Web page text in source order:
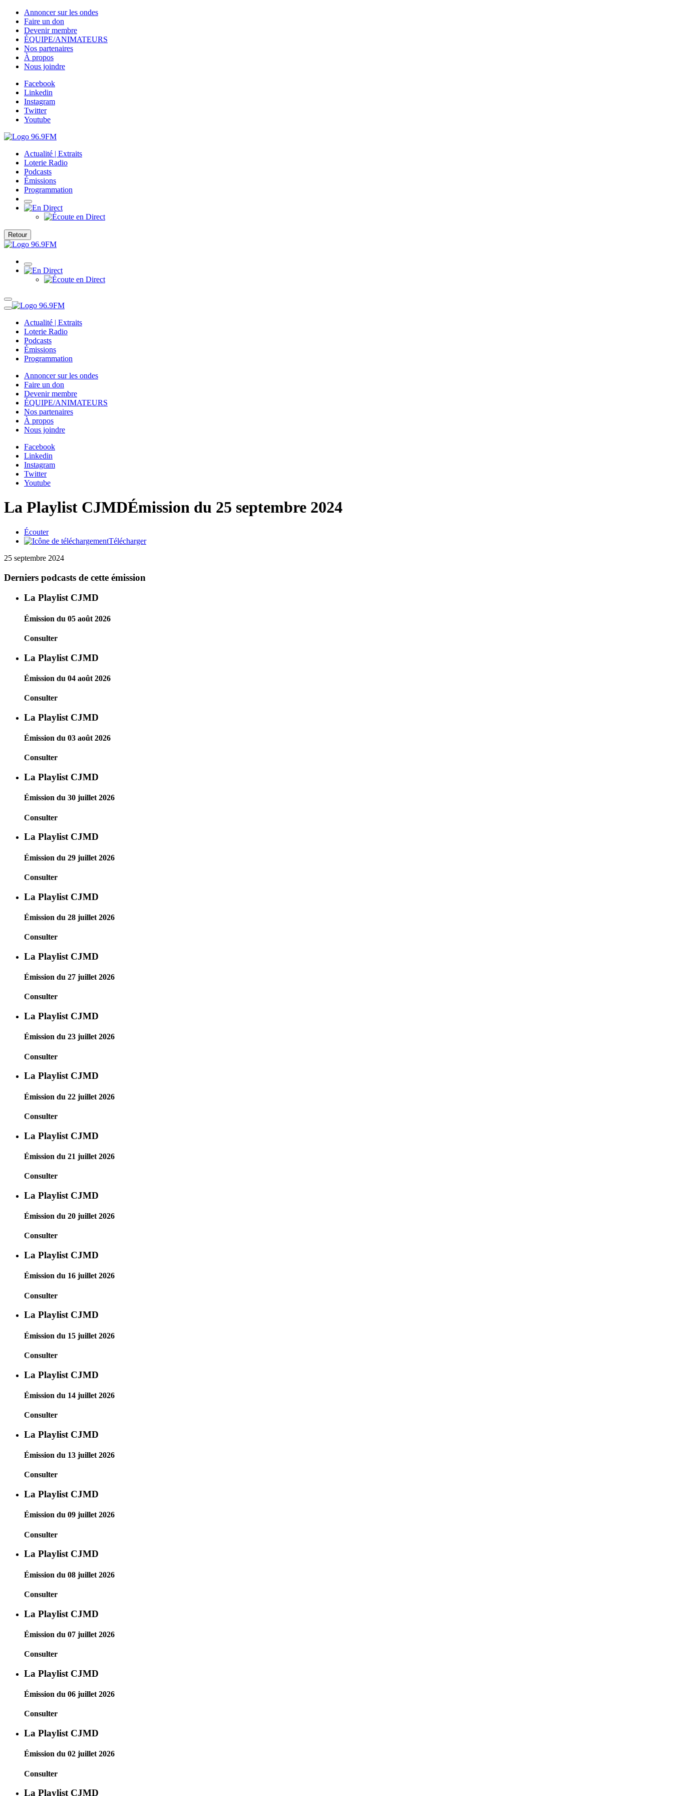
Annoncer sur les ondes
Faire un don
Devenir membre
ÉQUIPE/ANIMATEURS
Nos partenaires
À propos
Nous joindre
Facebook
Linkedin
Instagram
Twitter
Youtube
Actualité | Extraits
Loterie Radio
Podcasts
Émissions
Programmation
Retour
Actualité | Extraits
Loterie Radio
Podcasts
Émissions
Programmation
Annoncer sur les ondes
Faire un don
Devenir membre
ÉQUIPE/ANIMATEURS
Nos partenaires
À propos
Nous joindre
Facebook
Linkedin
Instagram
Twitter
Youtube
La Playlist CJMDÉmission du 25 septembre 2024
Écouter
Télécharger
25 septembre 2024
Derniers podcasts de cette émission
La Playlist CJMD
Émission du 05 août 2026
Consulter
La Playlist CJMD
Émission du 04 août 2026
Consulter
La Playlist CJMD
Émission du 03 août 2026
Consulter
La Playlist CJMD
Émission du 30 juillet 2026
Consulter
La Playlist CJMD
Émission du 29 juillet 2026
Consulter
La Playlist CJMD
Émission du 28 juillet 2026
Consulter
La Playlist CJMD
Émission du 27 juillet 2026
Consulter
La Playlist CJMD
Émission du 23 juillet 2026
Consulter
La Playlist CJMD
Émission du 22 juillet 2026
Consulter
La Playlist CJMD
Émission du 21 juillet 2026
Consulter
La Playlist CJMD
Émission du 20 juillet 2026
Consulter
La Playlist CJMD
Émission du 16 juillet 2026
Consulter
La Playlist CJMD
Émission du 15 juillet 2026
Consulter
La Playlist CJMD
Émission du 14 juillet 2026
Consulter
La Playlist CJMD
Émission du 13 juillet 2026
Consulter
La Playlist CJMD
Émission du 09 juillet 2026
Consulter
La Playlist CJMD
Émission du 08 juillet 2026
Consulter
La Playlist CJMD
Émission du 07 juillet 2026
Consulter
La Playlist CJMD
Émission du 06 juillet 2026
Consulter
La Playlist CJMD
Émission du 02 juillet 2026
Consulter
La Playlist CJMD